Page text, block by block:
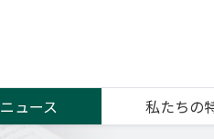
ニュース 私たちの